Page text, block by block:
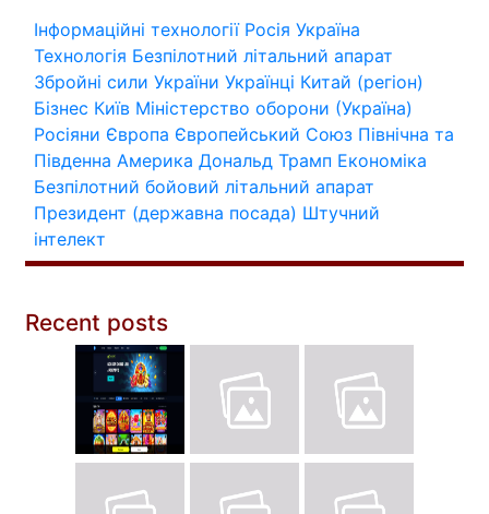
Інформаційні технології Росія Україна
Технологія Безпілотний літальний апарат
Збройні сили України Українці Китай (регіон)
Бізнес Київ Міністерство оборони (Україна)
Росіяни Європа Європейський Союз Північна та
Південна Америка Дональд Трамп Економіка
Безпілотний бойовий літальний апарат
Президент (державна посада) Штучний
інтелект
Recent posts